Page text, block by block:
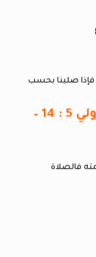
فإذا صلينا بحسب
يوحنا الأولي 5 : 14 –
فالصلاة